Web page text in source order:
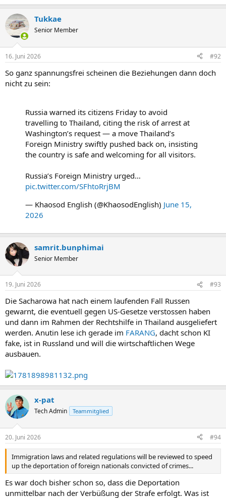
Tukkae
Senior Member
16. Juni 2026 #92
So ganz spannungsfrei scheinen die Beziehungen dann doch
nicht zu sein:
Russia warned its citizens Friday to avoid
travelling to Thailand, citing the risk of arrest at
Washington’s request — a move Thailand’s
Foreign Ministry swiftly pushed back on, insisting
the country is safe and welcoming for all visitors.
Russia’s Foreign Ministry urged…
pic.twitter.com/SFhtoRrjBM
— Khaosod English (@KhaosodEnglish) June 15,
2026
samrit.bunphimai
Senior Member
19. Juni 2026 #93
Die Sacharowa hat nach einem laufenden Fall Russen
gewarnt, die eventuell gegen US-Gesetze verstossen haben
und dann im Rahmen der Rechtshilfe in Thailand ausgeliefert
werden. Anutin lese ich gerade im FARANG, dacht schon KI
fake, ist in Russland und will die wirtschaftlichen Wege
ausbauen.
x-pat
Tech Admin Teammitglied
20. Juni 2026 #94
Immigration laws and related regulations will be reviewed to speed
up the deportation of foreign nationals convicted of crimes...
Es war doch bisher schon so, dass die Deportation
unmittelbar nach der Verbüßung der Strafe erfolgt. Was ist